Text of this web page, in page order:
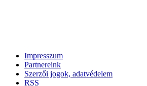
Impresszum
Partnereink
Szerzői jogok, adatvédelem
RSS